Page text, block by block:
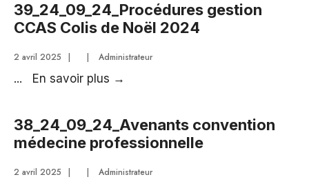
39_24_09_24_Procédures gestion
CCAS Colis de Noël 2024
2 avril 2025 | | Administrateur
... En savoir plus →
Colis
de
Noël
38_24_09_24_Avenants convention
médecine professionnelle
2 avril 2025 | | Administrateur